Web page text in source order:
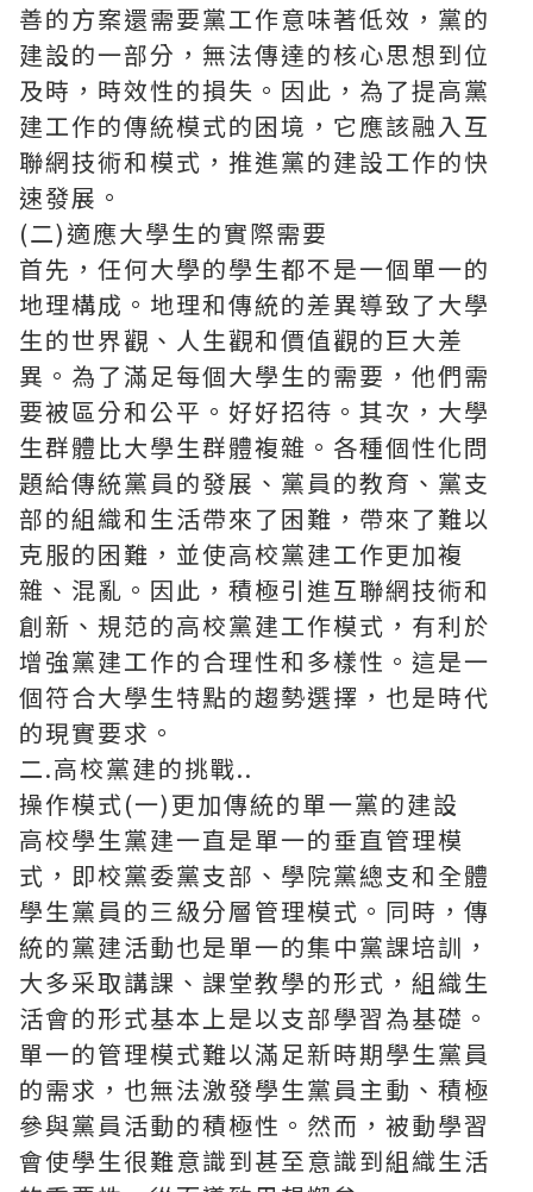
善的方案還需要黨工作意味著低效，黨的
建設的一部分，無法傳達的核心思想到位
及時，時效性的損失。因此，為了提高黨
建工作的傳統模式的困境，它應該融入互
聯網技術和模式，推進黨的建設工作的快
速發展。
(二)適應大學生的實際需要
首先，任何大學的學生都不是一個單一的
地理構成。地理和傳統的差異導致了大學
生的世界觀、人生觀和價值觀的巨大差
異。為了滿足每個大學生的需要，他們需
要被區分和公平。好好招待。其次，大學
生群體比大學生群體複雜。各種個性化問
題給傳統黨員的發展、黨員的教育、黨支
部的組織和生活帶來了困難，帶來了難以
克服的困難，並使高校黨建工作更加複
雜、混亂。因此，積極引進互聯網技術和
創新、規范的高校黨建工作模式，有利於
增強黨建工作的合理性和多樣性。這是一
個符合大學生特點的趨勢選擇，也是時代
的現實要求。
二.高校黨建的挑戰..
操作模式(一)更加傳統的單一黨的建設
高校學生黨建一直是單一的垂直管理模
式，即校黨委黨支部、學院黨總支和全體
學生黨員的三級分層管理模式。同時，傳
統的黨建活動也是單一的集中黨課培訓，
大多采取講課、課堂教學的形式，組織生
活會的形式基本上是以支部學習為基礎。
單一的管理模式難以滿足新時期學生黨員
的需求，也無法激發學生黨員主動、積極
參與黨員活動的積極性。然而，被動學習
會使學生很難意識到甚至意識到組織生活